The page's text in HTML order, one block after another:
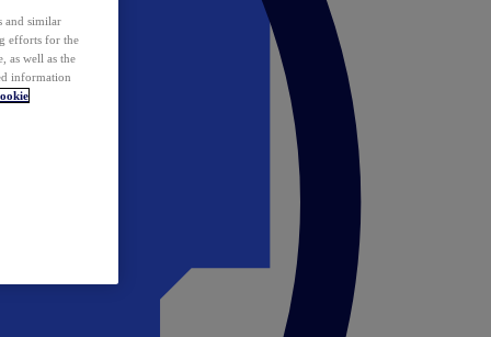
and similar
efforts for the
as well as the
information